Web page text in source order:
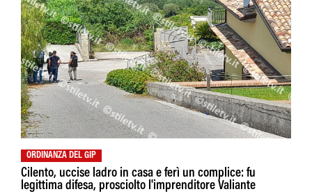
ORDINANZA DEL GIP
Cilento, uccise ladro in casa e ferì un complice: fu
legittima difesa, prosciolto l'imprenditore Valiante